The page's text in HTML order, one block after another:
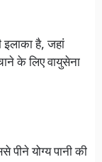
इलाका है, जहां
के लिए वायुसेना
योग्य पानी की